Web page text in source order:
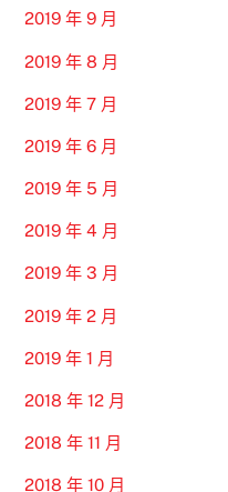
2019 年 9 月
2019 年 8 月
2019 年 7 月
2019 年 6 月
2019 年 5 月
2019 年 4 月
2019 年 3 月
2019 年 2 月
2019 年 1 月
2018 年 12 月
2018 年 11 月
2018 年 10 月